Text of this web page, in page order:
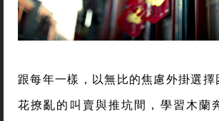
跟每年一樣，以無比的焦慮外掛選
花撩亂的叫賣與推坑間，學習木蘭